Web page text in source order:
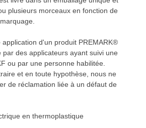
plusieurs morceaux en fonction de
application d'un produit PREMARK®
par des applicateurs ayant suivi une
ou par une personne habilitée.
et en toute hypothèse, nous ne
de réclamation liée à un défaut de
en thermoplastique